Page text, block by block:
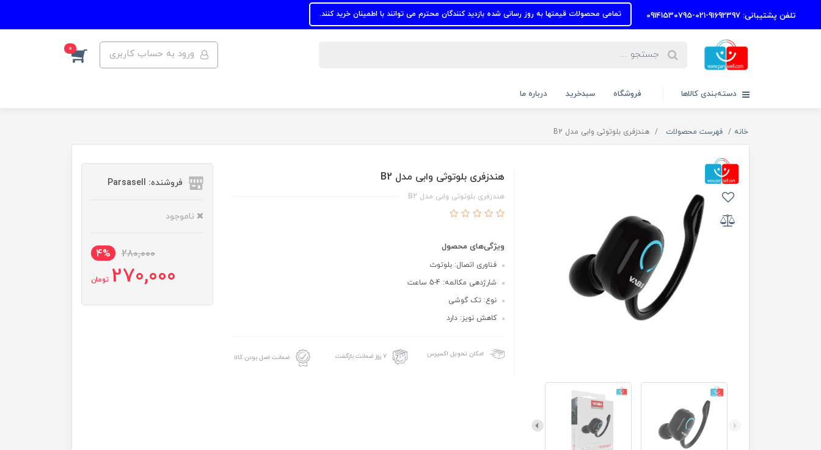
تلفن پشتیبانی: 91692397-021-09141530795 تمامی محصولات قیمتها به روز رسانی شده بازدید کنندگان محترم می توانند با اطمینان خرید کنند.
ورود به حساب کاربری 0
دسته‌بندی کالاها فروشگاه سبدخرید درباره ما
خانه فهرست محصولات هندزفری بلوتوثی وابی مدل B2
هندزفری بلوتوثی وابی مدل B2
هندزفری بلوتوثی وابی مدل B2
ویژگی‌های محصول
فناوری اتصال: بلوتوث
شارژدهی مکالمه: 4-5 ساعت
نوع: تک گوشی
کاهش نویز: دارد
امکان تحویل اکسپرس ۷ روز ضمانت بازگشت ضمانت اصل بودن کالا
فروشنده: Parsasell
ناموجود
280,000
4%
270,000 تومان